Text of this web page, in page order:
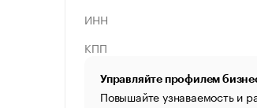
ИНН
КПП
Управляйте профилем
Повышайте узнаваемость и